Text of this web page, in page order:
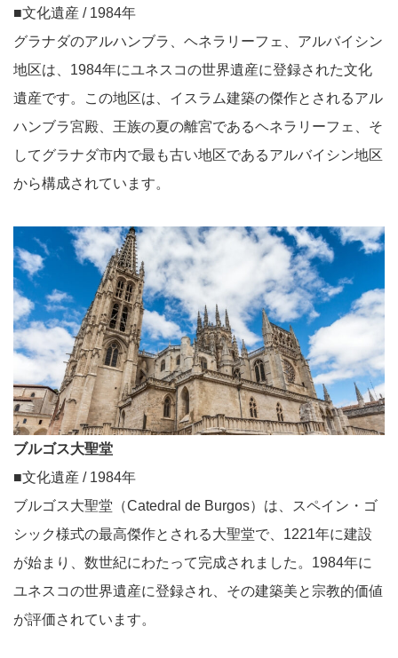
■文化遺産 / 1984年
グラナダのアルハンブラ、ヘネラリーフェ、アルバイシン
地区は、1984年にユネスコの世界遺産に登録された文化
遺産です。この地区は、イスラム建築の傑作とされるアル
ハンブラ宮殿、王族の夏の離宮であるヘネラリーフェ、そ
してグラナダ市内で最も古い地区であるアルバイシン地区
から構成されています。
ブルゴス大聖堂
■文化遺産 / 1984年
ブルゴス大聖堂（Catedral de Burgos）は、スペイン・ゴ
シック様式の最高傑作とされる大聖堂で、1221年に建設
が始まり、数世紀にわたって完成されました。1984年に
ユネスコの世界遺産に登録され、その建築美と宗教的価値
が評価されています。